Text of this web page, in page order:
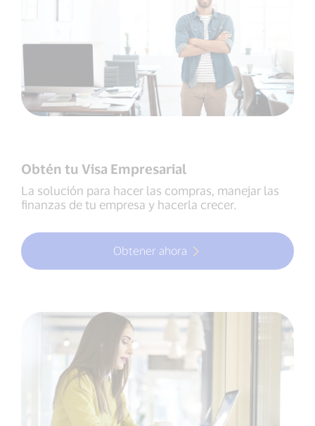
Obtén tu Visa Empresarial
La solución para hacer las compras, manejar las
finanzas de tu empresa y hacerla crecer.
Obtener ahora